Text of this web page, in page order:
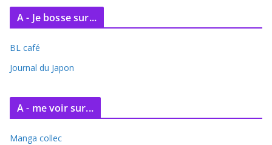
c
v
e
A - Je bosse sur...
BL café
Journal du Japon
A - me voir sur...
Manga collec